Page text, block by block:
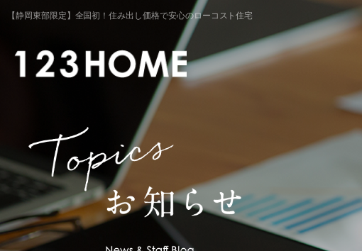
【静岡東部限定】全国初！住み出し価格で安心のローコスト住宅